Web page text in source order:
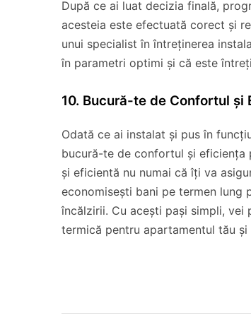
După ce ai luat decizia finală,
acesteia este efectuată corect și
unui specialist în întreținerea
în parametri optimi și că este
10. Bucură-te de Confortul și
Odată ce ai instalat și pus în
bucură-te de confortul și eficiența
și eficientă nu numai că îți va
economisești bani pe termen lung
încălzirii. Cu acești pași simpli, vei
termică pentru apartamentul tău